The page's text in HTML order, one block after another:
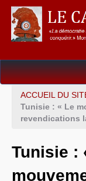
Dossiers
L’Union
ACCUEIL DU
Tunisie : « Le
revendications
Tunisie :